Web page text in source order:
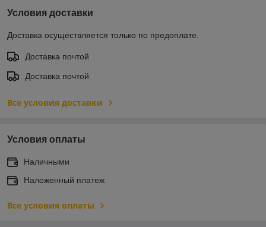
Условия доставки
Доставка осуществляется только по предоплате.
Доставка почтой
Доставка почтой
Все условия доставки
Условия оплаты
Наличными
Наложенный платеж
Все условия оплаты